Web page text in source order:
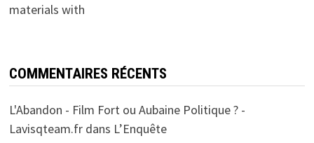
materials with
COMMENTAIRES RÉCENTS
L'Abandon - Film Fort ou Aubaine Politique ? -
Lavisqteam.frdans L’Enquête